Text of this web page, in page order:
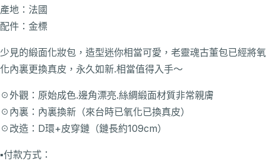
產地：法國
配件：金標
少見的緞面化妝包，造型迷你相當可愛，老靈魂古董包已經將氧
化內裏更換真皮，永久如新.相當值得入手～
☉外觀：原始成色.邊角漂亮.絲綢緞面材質非常親膚
☉內裏：內裏換新（來台時已氧化已換真皮）
☉改造：D環+皮穿鏈（鏈長約109cm）
▪️付款方式：